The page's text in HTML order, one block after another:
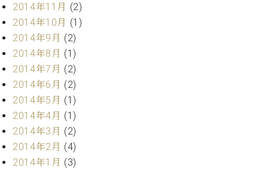
ロ
グ
ア
ク
ス
お
問
い
合
わ
2014年11月 (2)
2014年10月 (1)
2014年9月 (2)
2014年8月 (1)
2014年7月 (2)
2014年6月 (2)
2014年5月 (1)
2014年4月 (1)
2014年3月 (2)
2014年2月 (4)
2014年1月 (3)